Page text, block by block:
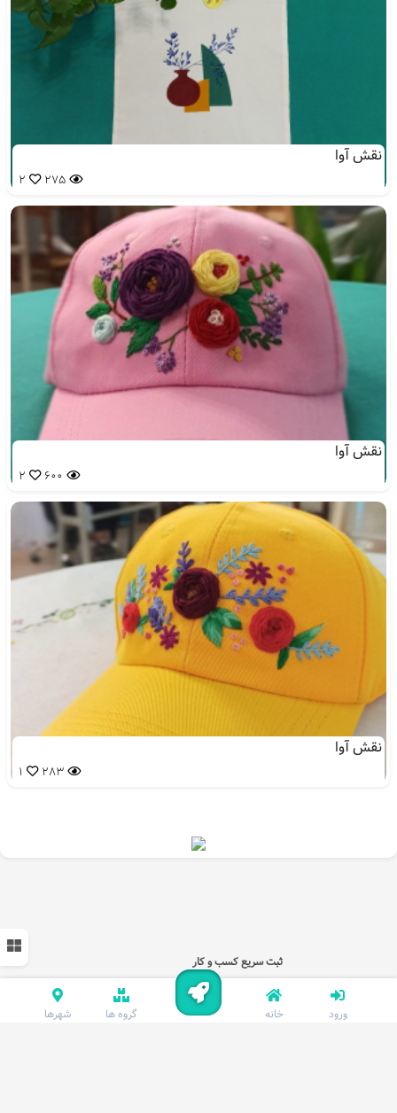
نقش آوا
275
2
نقش آوا
600
2
نقش آوا
283
1
ورود
ثبت سریع کسب و کار
شهرها گروه ها خانه